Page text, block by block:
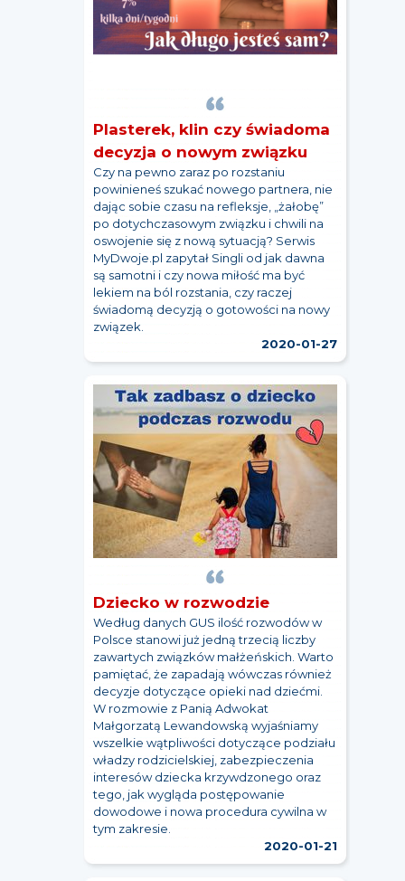
Plasterek, klin czy świadoma
decyzja o nowym związku
Czy na pewno zaraz po rozstaniu
powinieneś szukać nowego partnera, nie
dając sobie czasu na refleksje, „żałobę”
po dotychczasowym związku i chwili na
oswojenie się z nową sytuacją? Serwis
MyDwoje.pl zapytał Singli od jak dawna
są samotni i czy nowa miłość ma być
lekiem na ból rozstania, czy raczej
świadomą decyzją o gotowości na nowy
związek.
2020-01-27
Dziecko w rozwodzie
Według danych GUS ilość rozwodów w
Polsce stanowi już jedną trzecią liczby
zawartych związków małżeńskich. Warto
pamiętać, że zapadają wówczas również
decyzje dotyczące opieki nad dziećmi.
W rozmowie z Panią Adwokat
Małgorzatą Lewandowską wyjaśniamy
wszelkie wątpliwości dotyczące podziału
władzy rodzicielskiej, zabezpieczenia
interesów dziecka krzywdzonego oraz
tego, jak wygląda postępowanie
dowodowe i nowa procedura cywilna w
tym zakresie.
2020-01-21